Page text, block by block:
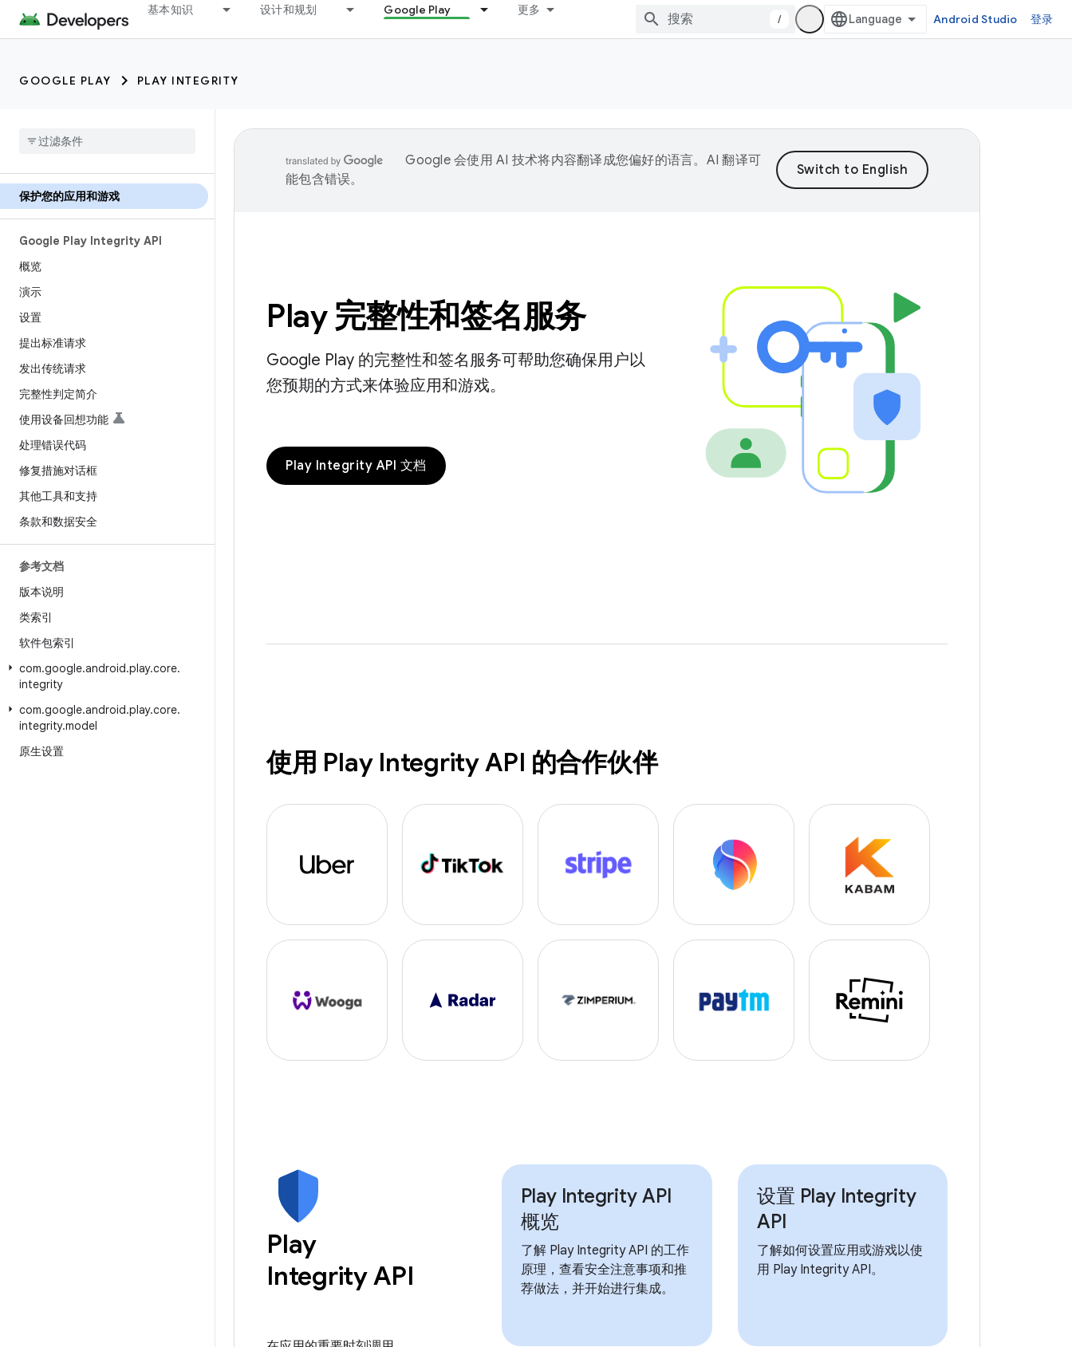
基本知识 设计和规划 Google Play 更多
/ Android Studio 登录
GOOGLE PLAY PLAY INTEGRITY
保护您的应用和游戏
Google Play Integrity API
概览
演示
设置
提出标准请求
发出传统请求
完整性判定简介
使用设备回想功能
处理错误代码
修复措施对话框
其他工具和支持
条款和数据安全
参考文档
版本说明
类索引
软件包索引
com.google.android.play.core.
integrity
com.google.android.play.core.
integrity.model
原生设置
Google 会使用 AI 技术将内容翻译成您偏好的语言。AI 翻译可
能包含错误。
Play 完整性和签名服务
Google Play 的完整性和签名服务可帮助您确保用户以
您预期的方式来体验应用和游戏。
Play Integrity API 文档
使用 Play Integrity API 的合作伙伴
Play
Integrity API
Play Integrity API
概览
了解 Play Integrity API 的工作
原理，查看安全注意事项和推
荐做法，并开始进行集成。
设置 Play Integrity
API
了解如何设置应用或游戏以使
用 Play Integrity API。